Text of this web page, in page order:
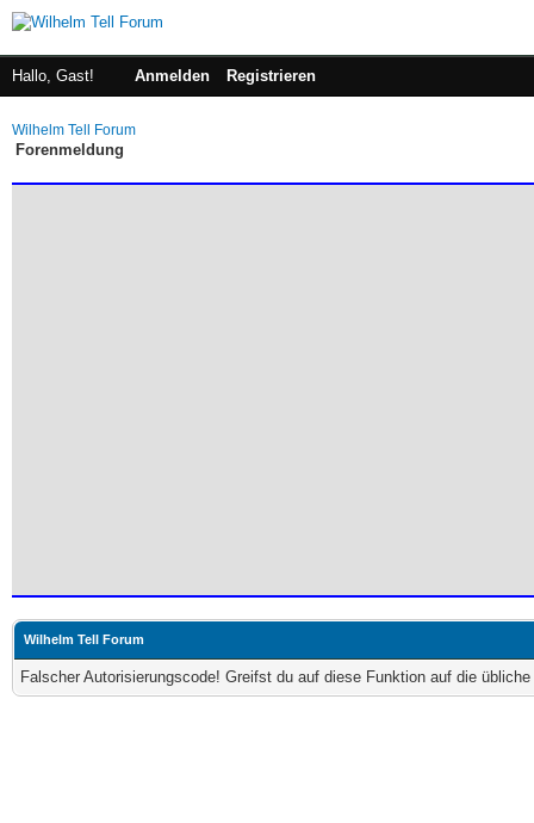
Hallo, Gast! Anmelden Registrieren
Wilhelm Tell Forum
Forenmeldung
Wilhelm Tell Forum
Falscher Autorisierungscode! Greifst du auf diese Funktion auf die